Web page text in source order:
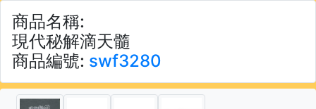
商品名稱:
現代秘解滴天髓
商品編號: swf3280